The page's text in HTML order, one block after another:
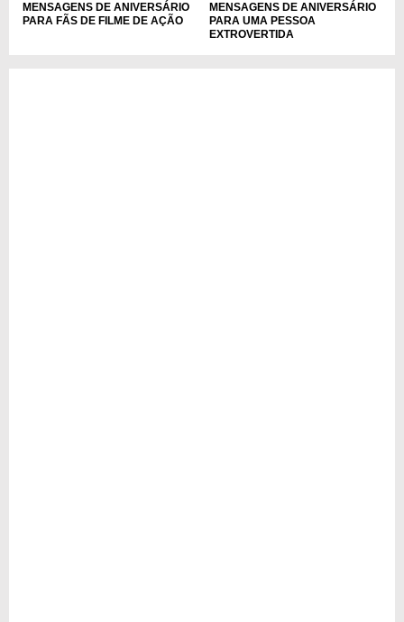
MENSAGENS DE ANIVERSÁRIO
PARA FÃS DE FILME DE AÇÃO
MENSAGENS DE ANIVERSÁRIO
PARA UMA PESSOA
EXTROVERTIDA